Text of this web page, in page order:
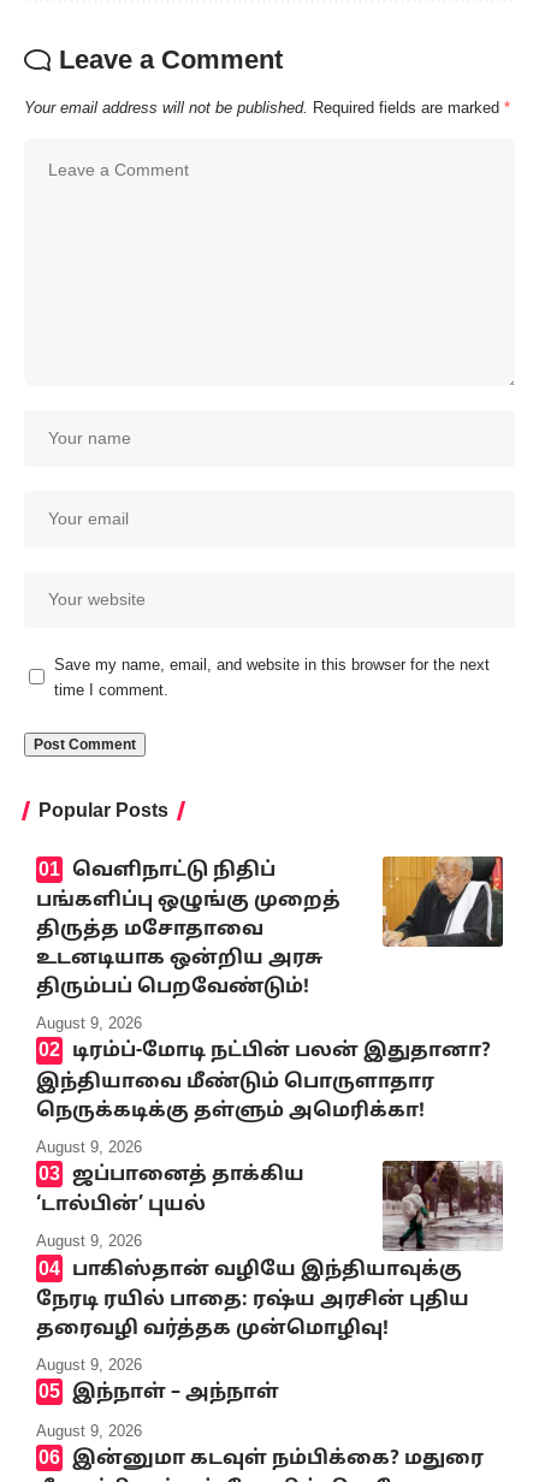
Leave a Comment
Your email address will not be published. Required fields are marked *
Save my name, email, and website in this browser for the next
time I comment.
Popular Posts
வெளிநாட்டு நிதிப்
பங்களிப்பு ஒழுங்கு முறைத்
திருத்த மசோதாவை
உடனடியாக ஒன்றிய அரசு
திரும்பப் பெறவேண்டும்!
August 9, 2026
டிரம்ப்-மோடி நட்பின் பலன் இதுதானா?
இந்தியாவை மீண்டும் பொருளாதார
நெருக்கடிக்கு தள்ளும் அமெரிக்கா!
August 9, 2026
ஜப்பானைத் தாக்கிய
‘டால்பின்’ புயல்
August 9, 2026
பாகிஸ்தான் வழியே இந்தியாவுக்கு
நேரடி ரயில் பாதை: ரஷ்ய அரசின் புதிய
தரைவழி வர்த்தக முன்மொழிவு!
August 9, 2026
இந்நாள் – அந்நாள்
August 9, 2026
இன்னுமா கடவுள் நம்பிக்கை? மதுரை